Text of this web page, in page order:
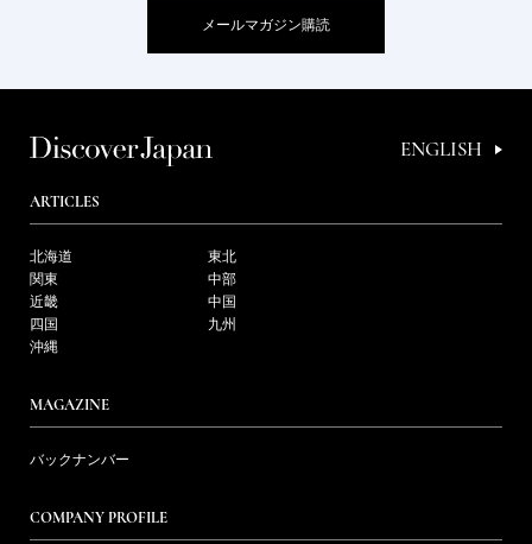
メールマガジン購読
ENGLISH
ARTICLES
北海道
東北
関東
中部
近畿
中国
四国
九州
沖縄
MAGAZINE
バックナンバー
COMPANY PROFILE